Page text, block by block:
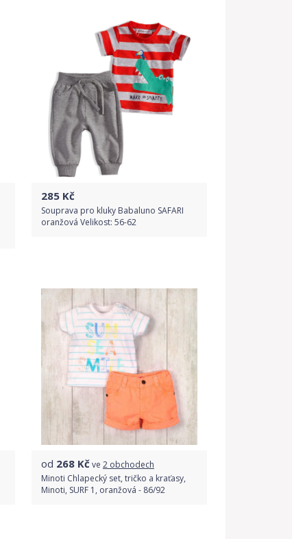
Detail produktu
285 Kč
Souprava pro kluky Babaluno SAFARI
oranžová Velikost: 56-62
od 268 Kčve 2 obchodech
Minoti Chlapecký set, tričko a kraťasy,
Minoti, SURF 1, oranžová - 86/92